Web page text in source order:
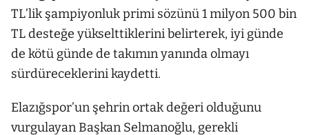
TL’lik şampiyonluk primi sözünü 1 milyon 500 bin
TL desteğe yükselttiklerini belirterek, iyi günde
de kötü günde de takımın yanında olmayı
sürdüreceklerini kaydetti.
Elazığspor’un şehrin ortak değeri olduğunu
vurgulayan Başkan Selmanoğlu, gerekli